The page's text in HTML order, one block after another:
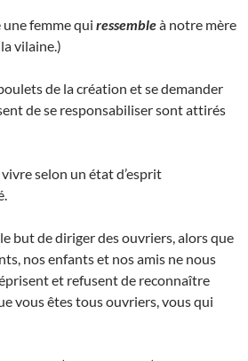
femme qui ressembleà notre mère
vilaine.)
de la création et se demander
de se responsabiliser sont attirés
selon un état d’esprit
but de diriger des ouvriers, alors que
nos enfants et nos amis ne nous
et refusent de reconnaître
vous êtes tous ouvriers, vous qui